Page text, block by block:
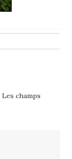
Les champs